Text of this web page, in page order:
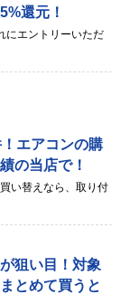
還元！
にエントリーいただ
エアコンの購
の当店で！
い替えなら、取り付
狙い目！対象
とめて買うと